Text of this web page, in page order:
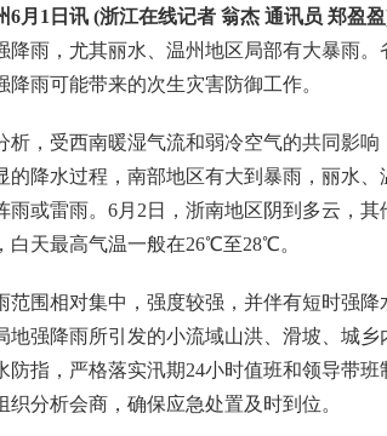
6月1日讯 (浙江在线记者 翁杰 通讯员 郑盈
降雨，尤其丽水、温州地区局部有大暴雨
降雨可能带来的次生灾害防御工作。
受西南暖湿气流和弱冷空气的共同影响
的降水过程，南部地区有大到暴雨，丽水
雨或雷雨。6月2日，浙南地区阴到多云，
白天最高气温一般在26℃至28℃。
围相对集中，强度较强，并伴有短时强降
地强降雨所引发的小流域山洪、滑坡、城
防指，严格落实汛期24小时值班和领导带
织分析会商，确保应急处置及时到位。